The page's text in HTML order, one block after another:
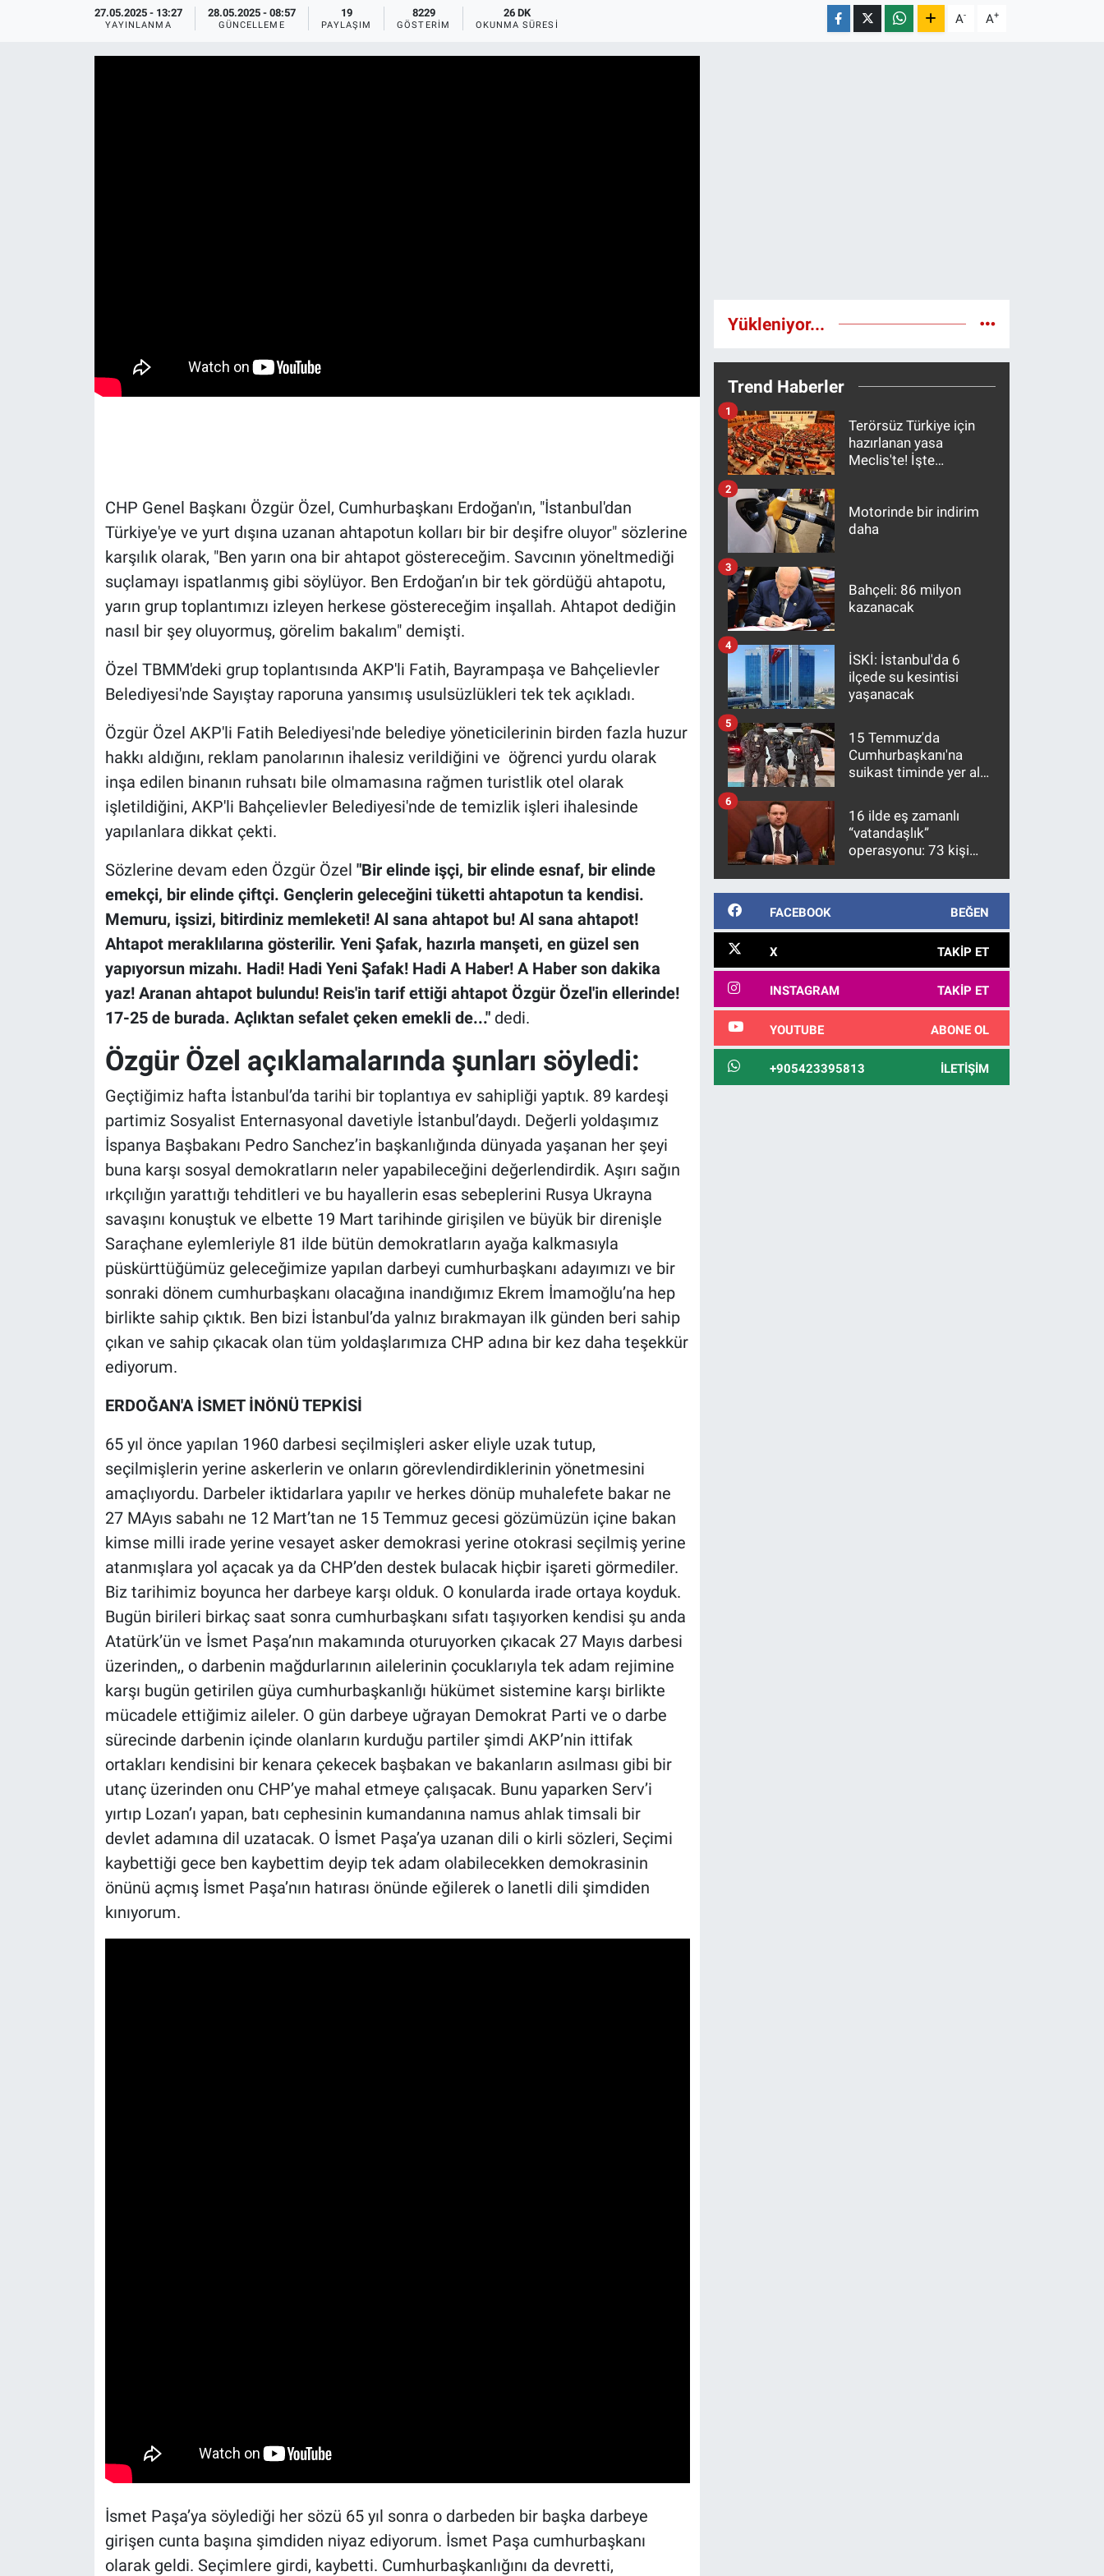
27.05.2025 - 13:27
YAYINLANMA
28.05.2025 - 08:57
GÜNCELLEME
19
PAYLAŞIM
8229
GÖSTERIM
26 DK
OKUNMA SÜRESI A- A+
CHP Genel Başkanı Özgür Özel, Cumhurbaşkanı Erdoğan'ın, "İstanbul'dan
Türkiye'ye ve yurt dışına uzanan ahtapotun kolları bir bir deşifre oluyor" sözlerine
karşılık olarak, "Ben yarın ona bir ahtapot göstereceğim. Savcının yöneltmediği
suçlamayı ispatlanmış gibi söylüyor. Ben Erdoğan’ın bir tek gördüğü ahtapotu,
yarın grup toplantımızı izleyen herkese göstereceğim inşallah. Ahtapot dediğin
nasıl bir şey oluyormuş, görelim bakalım" demişti.
Özel TBMM'deki grup toplantısında AKP'li Fatih, Bayrampaşa ve Bahçelievler
Belediyesi'nde Sayıştay raporuna yansımış usulsüzlükleri tek tek açıkladı.
Özgür Özel AKP'li Fatih Belediyesi'nde belediye yöneticilerinin birden fazla huzur
hakkı aldığını, reklam panolarının ihalesiz verildiğini ve öğrenci yurdu olarak
inşa edilen binanın ruhsatı bile olmamasına rağmen turistlik otel olarak
işletildiğini, AKP'li Bahçelievler Belediyesi'nde de temizlik işleri ihalesinde
yapılanlara dikkat çekti.
Sözlerine devam eden Özgür Özel "Bir elinde işçi, bir elinde esnaf, bir elinde
emekçi, bir elinde çiftçi. Gençlerin geleceğini tüketti ahtapotun ta kendisi.
Memuru, işsizi, bitirdiniz memleketi! Al sana ahtapot bu! Al sana ahtapot!
Ahtapot meraklılarına gösterilir. Yeni Şafak, hazırla manşeti, en güzel sen
yapıyorsun mizahı. Hadi! Hadi Yeni Şafak! Hadi A Haber! A Haber son dakika
yaz! Aranan ahtapot bulundu! Reis'in tarif ettiği ahtapot Özgür Özel'in ellerinde!
17-25 de burada. Açlıktan sefalet çeken emekli de..." dedi.
Özgür Özel açıklamalarında şunları söyledi:
Geçtiğimiz hafta İstanbul’da tarihi bir toplantıya ev sahipliği yaptık. 89 kardeşi
partimiz Sosyalist Enternasyonal davetiyle İstanbul’daydı. Değerli yoldaşımız
İspanya Başbakanı Pedro Sanchez’in başkanlığında dünyada yaşanan her şeyi
buna karşı sosyal demokratların neler yapabileceğini değerlendirdik. Aşırı sağın
ırkçılığın yarattığı tehditleri ve bu hayallerin esas sebeplerini Rusya Ukrayna
savaşını konuştuk ve elbette 19 Mart tarihinde girişilen ve büyük bir direnişle
Saraçhane eylemleriyle 81 ilde bütün demokratların ayağa kalkmasıyla
püskürttüğümüz geleceğimize yapılan darbeyi cumhurbaşkanı adayımızı ve bir
sonraki dönem cumhurbaşkanı olacağına inandığımız Ekrem İmamoğlu’na hep
birlikte sahip çıktık. Ben bizi İstanbul’da yalnız bırakmayan ilk günden beri sahip
çıkan ve sahip çıkacak olan tüm yoldaşlarımıza CHP adına bir kez daha teşekkür
ediyorum.
ERDOĞAN'A İSMET İNÖNÜ TEPKİSİ
65 yıl önce yapılan 1960 darbesi seçilmişleri asker eliyle uzak tutup,
seçilmişlerin yerine askerlerin ve onların görevlendirdiklerinin yönetmesini
amaçlıyordu. Darbeler iktidarlara yapılır ve herkes dönüp muhalefete bakar ne
27 MAyıs sabahı ne 12 Mart’tan ne 15 Temmuz gecesi gözümüzün içine bakan
kimse milli irade yerine vesayet asker demokrasi yerine otokrasi seçilmiş yerine
atanmışlara yol açacak ya da CHP’den destek bulacak hiçbir işareti görmediler.
Biz tarihimiz boyunca her darbeye karşı olduk. O konularda irade ortaya koyduk.
Bugün birileri birkaç saat sonra cumhurbaşkanı sıfatı taşıyorken kendisi şu anda
Atatürk’ün ve İsmet Paşa’nın makamında oturuyorken çıkacak 27 Mayıs darbesi
üzerinden,, o darbenin mağdurlarının ailelerinin çocuklarıyla tek adam rejimine
karşı bugün getirilen güya cumhurbaşkanlığı hükümet sistemine karşı birlikte
mücadele ettiğimiz aileler. O gün darbeye uğrayan Demokrat Parti ve o darbe
sürecinde darbenin içinde olanların kurduğu partiler şimdi AKP’nin ittifak
ortakları kendisini bir kenara çekecek başbakan ve bakanların asılması gibi bir
utanç üzerinden onu CHP’ye mahal etmeye çalışacak. Bunu yaparken Serv’i
yırtıp Lozan’ı yapan, batı cephesinin kumandanına namus ahlak timsali bir
devlet adamına dil uzatacak. O İsmet Paşa’ya uzanan dili o kirli sözleri, Seçimi
kaybettiği gece ben kaybettim deyip tek adam olabilecekken demokrasinin
önünü açmış İsmet Paşa’nın hatırası önünde eğilerek o lanetli dili şimdiden
kınıyorum.
İsmet Paşa’ya söylediği her sözü 65 yıl sonra o darbeden bir başka darbeye
girişen cunta başına şimdiden niyaz ediyorum. İsmet Paşa cumhurbaşkanı
olarak geldi. Seçimlere girdi, kaybetti. Cumhurbaşkanlığını da devretti,
Yükleniyor...
Trend Haberler
Terörsüz Türkiye için
hazırlanan yasa
Meclis'te! İşte
1
Motorinde bir indirim
daha
2
Bahçeli: 86 milyon
kazanacak
3
İSKİ: İstanbul'da 6
ilçede su kesintisi
yaşanacak
4
15 Temmuz'da
Cumhurbaşkanı'na
suikast timinde yer alan
10 yıl sonra yakalandı
5
16 ilde eş zamanlı
“vatandaşlık”
operasyonu: 73 kişi
6
FACEBOOK BEĞEN
X TAKIP ET
INSTAGRAM TAKIP ET
YOUTUBE ABONE OL
+905423395813 İLETIŞIM
Ege'den Esintiler
Koronavirüs
Kültür Sanat
Ne demişti
Programlar
Teknoloji
Türkiye'nin Geleceği
Yerel Yaşam
Canlı Yayın